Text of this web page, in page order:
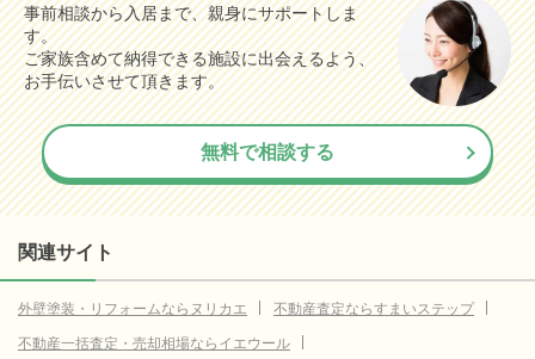
事前相談から入居まで、親身にサポートしま
す。
ご家族含めて納得できる施設に出会えるよう、
お手伝いさせて頂きます。
無料で相談する
関連サイト
外壁塗装・リフォームならヌリカエ
不動産査定ならすまいステップ
不動産一括査定・売却相場ならイエウール